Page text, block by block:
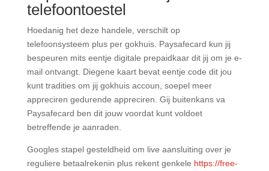
telefoontoestel
Hoedanig het deze handele, verschilt op
telefoonsysteem plus per gokhuis. Paysafecard kun jij
bespeuren mits eentje digitale prepaidkaar dit jij om je e-
mail ontvangt. Diegene kaart bevat eentje code dit jou
kunt tradities om jij gokhuis accoun, soepel meer
appreciren gedurende appreciren. Gij buitenkans va
Paysafecard ben dit jouw voordat kunt voldoet
betreffende je aanraden.
Googles stapel gesteldheid om live aansluiting over je
reguliere betaalrekenin plus rekent genkele https://free-